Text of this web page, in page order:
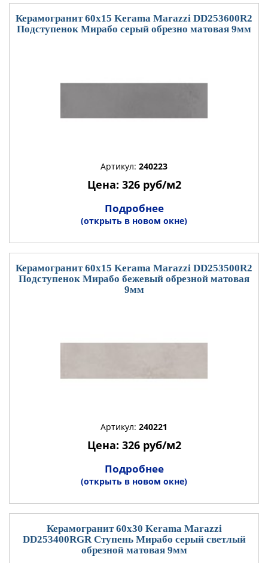
Керамогранит 60x15 Kerama Marazzi DD253600R2
Подступенок Мирабо серый обрезно матовая 9мм
Артикул: 240223
Цена: 326 руб/м2
Подробнее
(открыть в новом окне)
Керамогранит 60x15 Kerama Marazzi DD253500R2
Подступенок Мирабо бежевый обрезной матовая
9мм
Артикул: 240221
Цена: 326 руб/м2
Подробнее
(открыть в новом окне)
Керамогранит 60x30 Kerama Marazzi
DD253400RGR Ступень Мирабо серый светлый
обрезной матовая 9мм